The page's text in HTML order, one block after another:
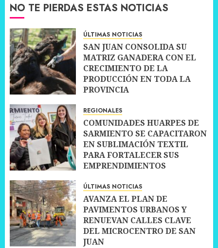
NO TE PIERDAS ESTAS NOTICIAS
ÚLTIMAS NOTICIAS
SAN JUAN CONSOLIDA SU
MATRIZ GANADERA CON EL
CRECIMIENTO DE LA
PRODUCCIÓN EN TODA LA
PROVINCIA
REGIONALES
COMUNIDADES HUARPES DE
SARMIENTO SE CAPACITARON
EN SUBLIMACIÓN TEXTIL
PARA FORTALECER SUS
EMPRENDIMIENTOS
ÚLTIMAS NOTICIAS
AVANZA EL PLAN DE
PAVIMENTOS URBANOS Y
RENUEVAN CALLES CLAVE
DEL MICROCENTRO DE SAN
JUAN